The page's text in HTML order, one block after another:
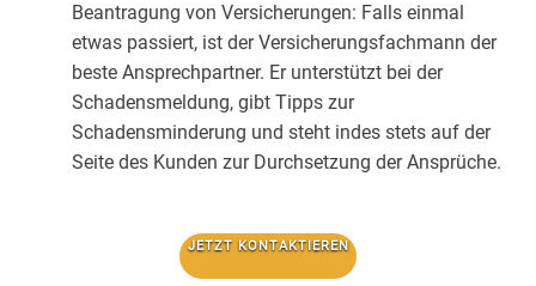
Beantragung von Versicherungen: Falls einmal
etwas passiert, ist der Versicherungsfachmann der
beste Ansprechpartner. Er unterstützt bei der
Schadensmeldung, gibt Tipps zur
Schadensminderung und steht indes stets auf der
Seite des Kunden zur Durchsetzung der Ansprüche.
JETZT KONTAKTIEREN